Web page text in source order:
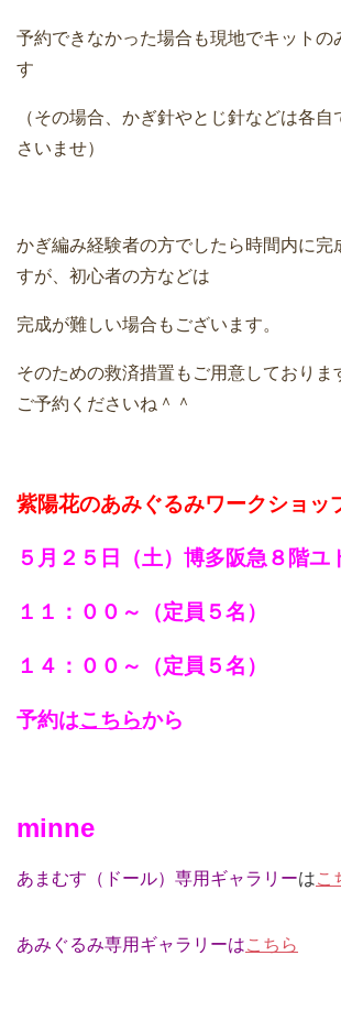
予約できなかった場合も現地でキットの
す
（その場合、かぎ針やとじ針などは各
さいませ）
かぎ編み経験者の方でしたら時間内に完
すが、初心者の方などは
完成が難しい場合もございます。
そのための救済措置もご用意しておりま
ご予約くださいね＾＾
紫陽花のあみぐるみワークショッ
５月２５日（土）博多阪急８階ユ
１１：００～（定員５名）
１４：００～（定員５名）
予約はこちらから
minne
あまむす（ドール）専用ギャラリーはこ
あみぐるみ専用ギャラリーはこちら